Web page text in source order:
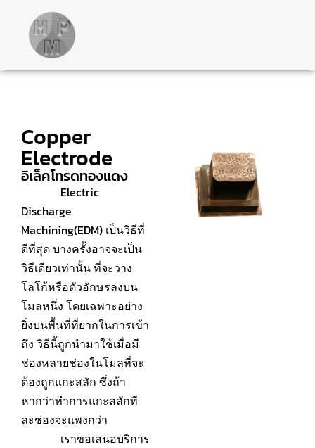
Copper
Electrode
อิเล็คโทรดทองแดง
Electric
Discharge
Machining(EDM) เป็นวิธีที่
ดีที่สุด บางครั้งอาจจะเป็น
วิธีเดียวเท่านั้น ที่จะวาง
โลโก้หรือตัวอักษรลงบน
โมลหนึ่ง โดยเฉพาะอย่าง
ยิ่งบนพื้นที่ที่ยากในการเข้า
ถึง วิธีนี้ถูกนำมาใช้เมื่อมี
ช่องหลายช่องในโมลที่จะ
ต้องถูกแกะสลัก ซึ่งถ้า
หากว่าทำการแกะสลักที
ละช่องจะแพงกว่า
เราขอเสนอบริการ